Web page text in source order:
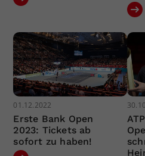
01.12.2022
Erste Bank Open
2023: Tickets ab
sofort zu haben!